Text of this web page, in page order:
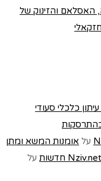
האסלאם והזינוק של
כלכלי סעודי
בהתרסקות
על אומנות המשא ומתן
על